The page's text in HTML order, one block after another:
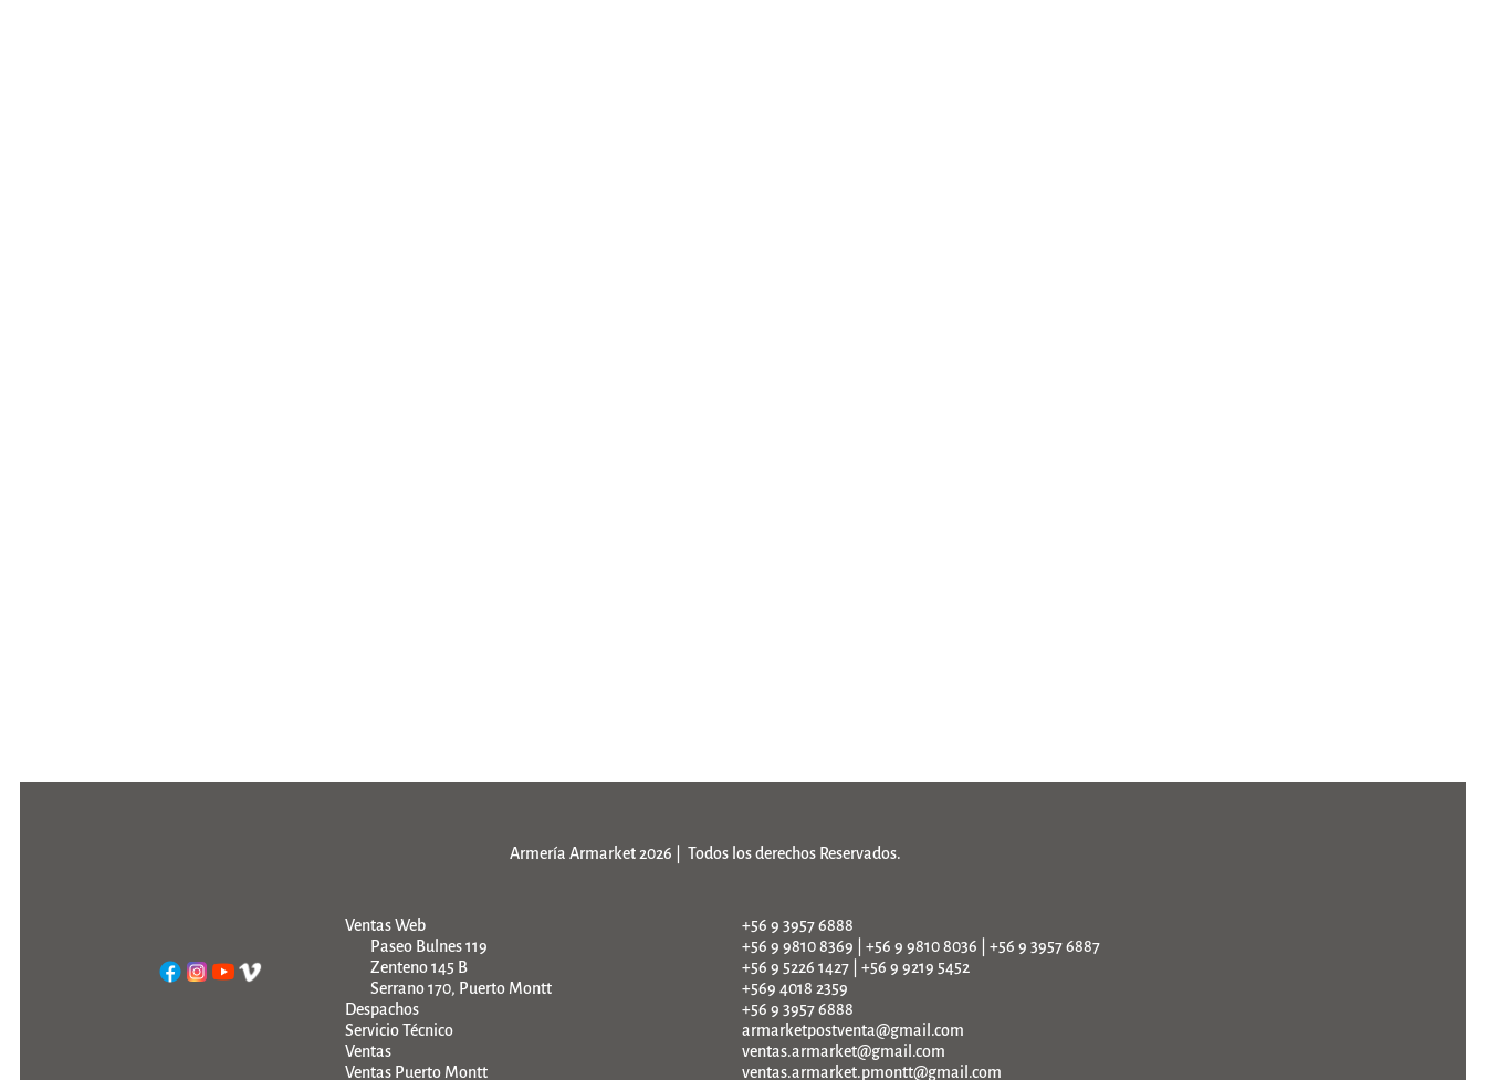
Armería Armarket 2026 | Todos los derechos Reservados.
Ventas Web
Paseo Bulnes 119
Zenteno 145 B
Serrano 170, Puerto Montt
Despachos
Servicio Técnico
Ventas
Ventas Puerto Montt
+56 9 3957 6888
+56 9 9810 8369 | +56 9 9810 8036 | +56 9 3957 6887
+56 9 5226 1427 | +56 9 9219 5452
+569 4018 2359
+56 9 3957 6888
armarketpostventa@gmail.com
ventas.armarket@gmail.com
ventas.armarket.pmontt@gmail.com